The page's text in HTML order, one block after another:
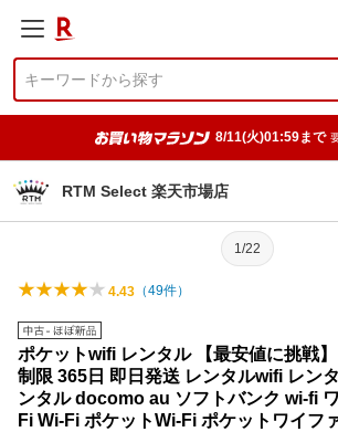
8/11(火)01:59まで
RTM Select 楽天市場店
1/22
4.43 （49件）
ポケットwifi レンタル 【最安値に挑戦
制限 365日 即日発送 レンタルwifi レン
ンタル docomo au ソフトバンク wi-fi
Fi Wi-Fi ポケットWi-Fi ポケットワイフ